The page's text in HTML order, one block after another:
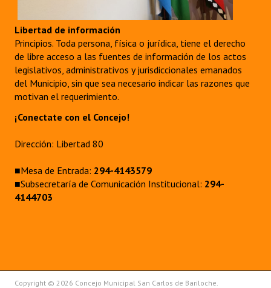
Libertad de información
Principios. Toda persona, física o jurídica, tiene el derecho
de libre acceso a las fuentes de información de los actos
legislativos, administrativos y jurisdiccionales emanados
del Municipio, sin que sea necesario indicar las razones que
motivan el requerimiento.
¡Conectate con el Concejo!
Dirección: Libertad 80
■Mesa de Entrada: 294-4143579
■Subsecretaría de Comunicación Institucional: 294-
4144703
Copyright © 2026 Concejo Municipal San Carlos de Bariloche.